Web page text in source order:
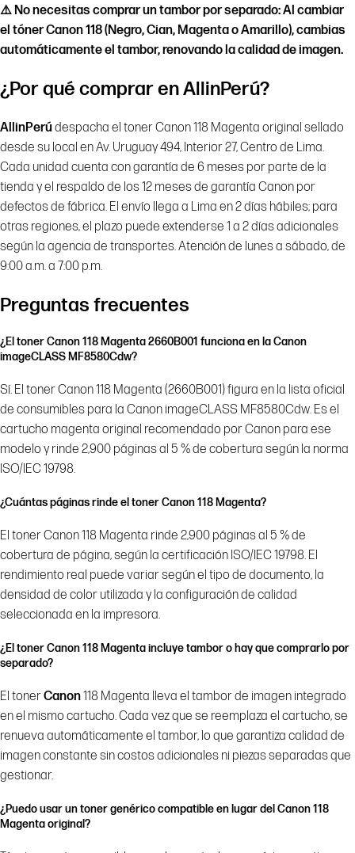
⚠️ No necesitas comprar un tambor por separado:Al cambiar
el tóner Canon 118 (Negro, Cian, Magenta o Amarillo), cambias
automáticamente el tambor, renovando la calidad de imagen.
¿Por qué comprar en AllinPerú?
AllinPerúdespacha el toner Canon 118 Magenta original sellado
desde su local en Av. Uruguay 494, Interior 27, Centro de Lima.
Cada unidad cuenta con garantía de 6 meses por parte de la
tienda y el respaldo de los 12 meses de garantía Canon por
defectos de fábrica. El envío llega a Lima en 2 días hábiles; para
otras regiones, el plazo puede extenderse 1 a 2 días adicionales
según la agencia de transportes. Atención de lunes a sábado, de
9:00 a.m. a 7:00 p.m.
Preguntas frecuentes
¿El toner Canon 118 Magenta 2660B001 funciona en la Canon
imageCLASS MF8580Cdw?
Sí. El toner Canon 118 Magenta (2660B001) figura en la lista oficial
de consumibles para la Canon imageCLASS MF8580Cdw. Es el
cartucho magenta original recomendado por Canon para ese
modelo y rinde 2,900 páginas al 5 % de cobertura según la norma
ISO/IEC 19798.
¿Cuántas páginas rinde el toner Canon 118 Magenta?
El toner Canon 118 Magenta rinde 2,900 páginas al 5 % de
cobertura de página, según la certificación ISO/IEC 19798. El
rendimiento real puede variar según el tipo de documento, la
densidad de color utilizada y la configuración de calidad
seleccionada en la impresora.
¿El toner Canon 118 Magenta incluye tambor o hay que comprarlo por
separado?
El tonerCanon118 Magenta lleva el tambor de imagen integrado
en el mismo cartucho. Cada vez que se reemplaza el cartucho, se
renueva automáticamente el tambor, lo que garantiza calidad de
imagen constante sin costos adicionales ni piezas separadas que
gestionar.
¿Puedo usar un toner genérico compatible en lugar del Canon 118
Magenta original?